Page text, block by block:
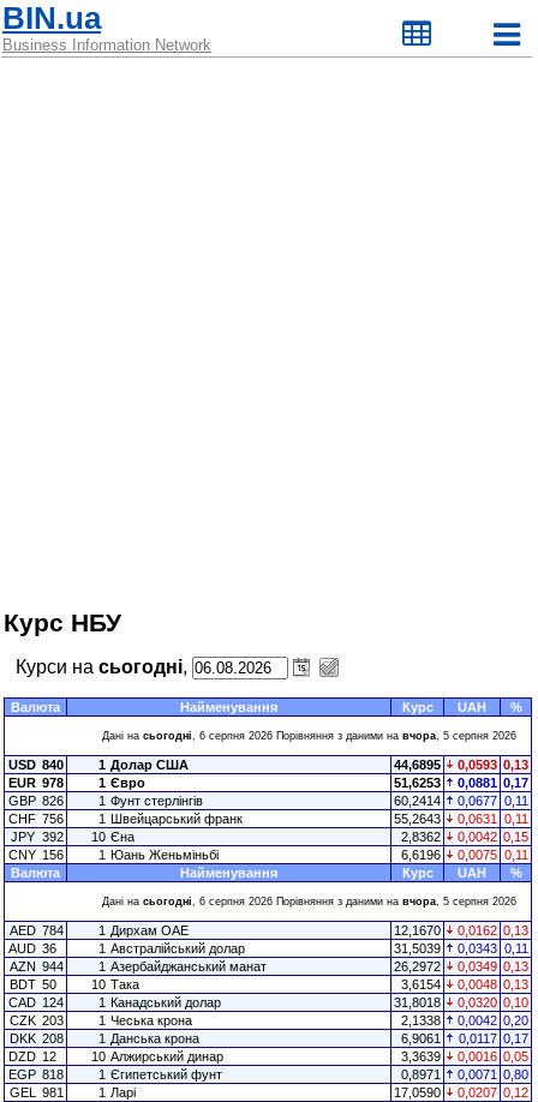
BIN.ua
Business Information Network
Курс НБУ
Курси на сьогодні,
Валюта Найменування Курс UAH %
Дані на сьогодні, 6 серпня 2026 Порівняння з даними на вчора, 5 серпня 2026
USD 840 1 Долар США 44,6895 0,0593 0,13
EUR 978 1 Євро 51,6253 0,0881 0,17
GBP 826 1 Фунт стерлінгів 60,2414 0,0677 0,11
CHF 756 1 Швейцарський франк 55,2643 0,0631
0,11
JPY 392 10 Єна 2,8362 0,0042 0,15
CNY 156 1 Юань Женьміньбі 6,6196 0,0075 0,11
Валюта
Найменування Курс UAH %
Дані на сьогодні, 6 серпня 2026 Порівняння з даними на вчора, 5 серпня 2026
AED 784 1 Дирхам ОАЕ 12,1670 0,0162 0,13
AUD 36 1 Австралійський долар 31,5039 0,0343 0,11
AZN 944 1 Азербайджанський манат 26,2972 0,0349 0,13
BDT 50 10 Така 3,6154 0,0048 0,13
CAD 124 1 Канадський долар 31,8018 0,0320 0,10
CZK 203 1 Чеська крона 2,1338 0,0042 0,20
DKK 208 1 Данська крона 6,9061 0,0117 0,17
DZD 12 10 Алжирський динар 3,3639 0,0016 0,05
EGP 818 1 Єгипетський фунт 0,8971 0,0071 0,80
GEL
981 1 Ларі 17,0590 0,0207 0,12